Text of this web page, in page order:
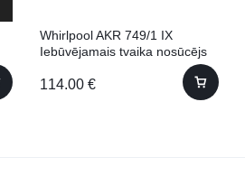
Whirlpool AKR 749/1 IX
Iebūvējamais tvaika nosūcējs
114.00 €